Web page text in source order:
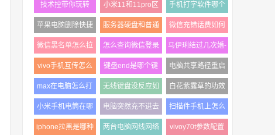
技术控带你玩转
win10系统的用户
账户
小米11和11pro区
别有哪些（小米11
和11pro哪个好）
手机打字软件哪个
好用一些（安利5
款热门的手机输
苹果电脑删除快捷
键是什么（mac上
没有delete键怎么
办）
服务器硬盘和普通
硬盘区别有哪些
（服务器硬盘和pc
微信充错话费如何
退回来（微信充话
费充错退回教
微信黑名单怎么拉
回来（恢复微信黑
名单教程图解
怎么查询微信登录
电脑的时间怎么查
看电脑登录微
马伊琍结过几次婚-
详细了解马伊琍的
个人资料
vivo手机互传怎么
操作使用（小白式
的操作步骤图解
键盘end是哪个键
啊（电脑键盘操作
方法图解）
电脑共享路径重启
后消失了共享文件
夹电脑重启之
max在电脑怎么打
开苹果电脑怎么打
开max文件解说介
绍
无线键盘没反应如
何解决（无线键盘
没反应什么原
白花紫露草的功效
与作用（白花紫露
草的应用与价
小米手机电筒在哪
里打开（小米手机
快速打开手电
电脑突然充不进去
电了怎么办笔记本
电脑不能充电
扫描件手机上怎么
弄（手机扫描仪功
能在哪打开）
iphone拉黑是哪种
两台电脑网线网络
vivoy70t参数配置